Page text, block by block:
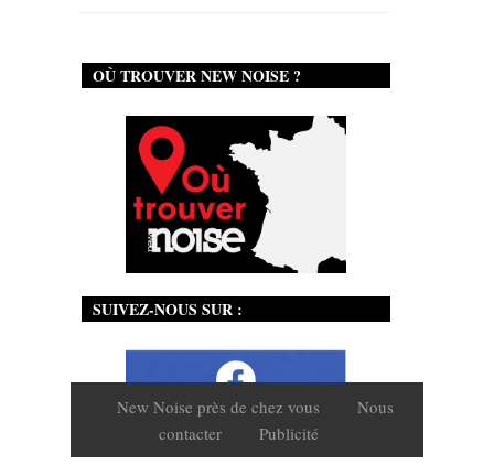
OÙ TROUVER NEW NOISE ?
SUIVEZ-NOUS SUR :
New Noise près de chez vous
Nous
contacter
Publicité